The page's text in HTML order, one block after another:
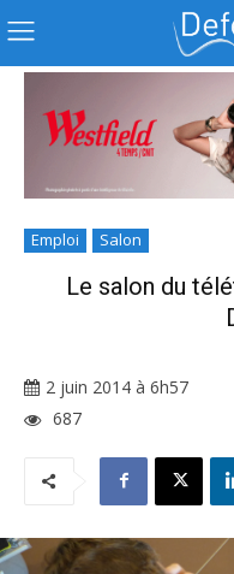
Emploi Salon
Le salon du
2 juin 2014 à 6h57
687